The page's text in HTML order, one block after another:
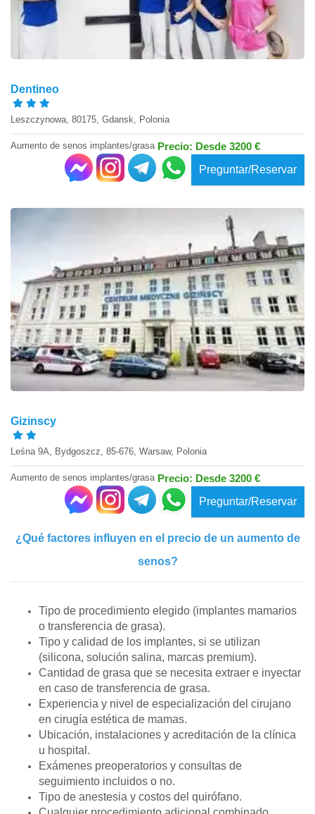
Dentineo
Leszczynowa, 80175, Gdansk, Polonia
Aumento de senos implantes/grasa Precio: Desde 3200 €
Preguntar/Reservar
Gizinscy
Leśna 9A, Bydgoszcz, 85-676, Warsaw, Polonia
Aumento de senos implantes/grasa Precio: Desde 3200 €
Preguntar/Reservar
¿Qué factores influyen en el precio de un aumento de
senos?
Tipo de procedimiento elegido (implantes mamarios
o transferencia de grasa).
Tipo y calidad de los implantes, si se utilizan
(silicona, solución salina, marcas premium).
Cantidad de grasa que se necesita extraer e inyectar
en caso de transferencia de grasa.
Experiencia y nivel de especialización del cirujano
en cirugía estética de mamas.
Ubicación, instalaciones y acreditación de la clínica
u hospital.
Exámenes preoperatorios y consultas de
seguimiento incluidos o no.
Tipo de anestesia y costos del quirófano.